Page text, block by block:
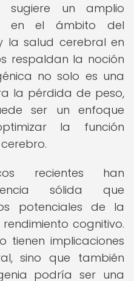
sugiere un amplio
en el ámbito del
la salud cerebral en
respaldan la noción
no solo es una
la pérdida de peso,
ser un enfoque
la función
recientes han
sólida que
potenciales de la
cognitivo.
tienen implicaciones
sino que también
podría ser una